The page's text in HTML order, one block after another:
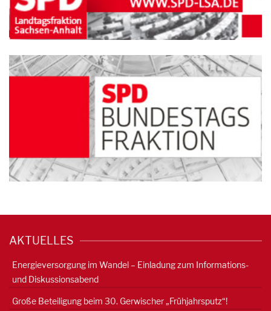
AKTUELLES
Energieversorgung im Wandel – Einladung zum Informations-
und Diskussionsabend
Große Beteiligung beim 30. Gerwischer „Frühjahrsputz“!